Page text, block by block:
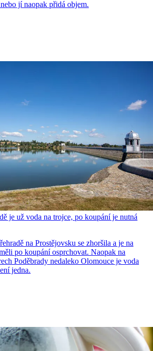
jí naopak přidá objem.
je už voda na trojce, po koupání je nutná
na Prostějovsku se zhoršila a je na
po koupání osprchovat. Naopak na
Poděbrady nedaleko Olomouce je voda
jedna.